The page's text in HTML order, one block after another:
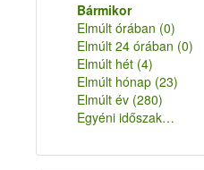
Bármikor
Elmúlt órában (0)
Elmúlt 24 órában (0)
Elmúlt hét (4)
Elmúlt hónap (23)
Elmúlt év (280)
Egyéni időszak…